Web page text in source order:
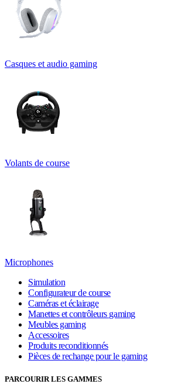
Casques et audio gaming
Volants de course
Microphones
Simulation
Configurateur de course
Caméras et éclairage
Manettes et contrôleurs gaming
Meubles gaming
Accessoires
Produits reconditionnés
Pièces de rechange pour le gaming
PARCOURIR LES GAMMES